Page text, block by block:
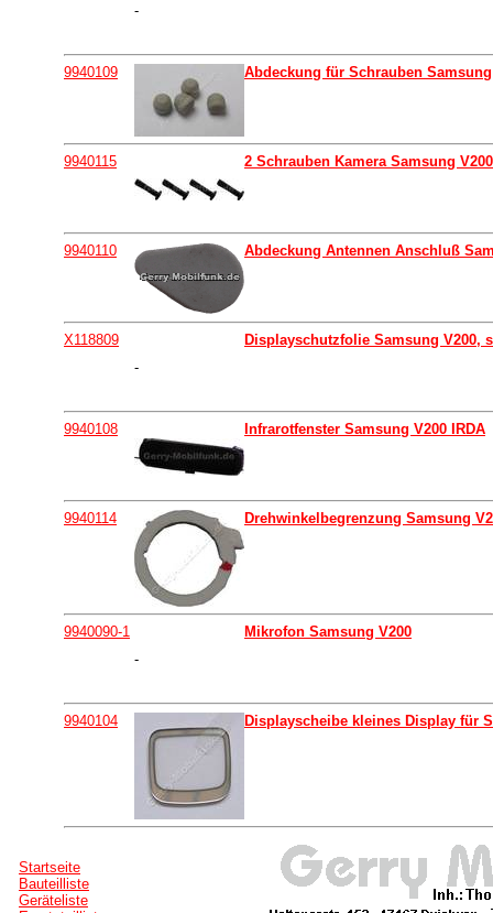
-
9940109 Abdeckung für Schrauben
9940115 2 Schrauben Kamera Samsung V200
9940110 Abdeckung Antennen Anschluß
X118809
-
Displayschutzfolie Samsung V200,
9940108 Infrarotfenster Samsung V200 IRDA
9940114 Drehwinkelbegrenzung Samsung
9940090-1
-
Mikrofon Samsung V200
9940104 Displayscheibe kleines Display für
Startseite
Bauteilliste
Geräteliste